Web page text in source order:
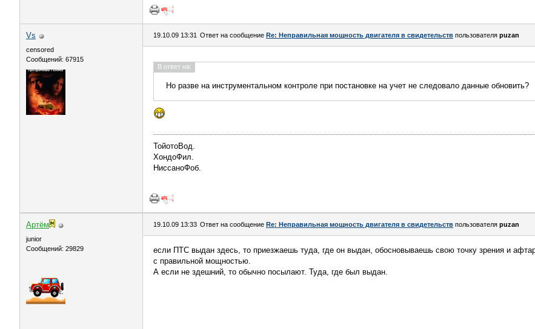
Vs
censored
Сообщений: 67915
19.10.09 13:31 Ответ на сообщение Re: Неправильная мощность двигателя в свидетельств пользователя puzan
В ответ на:
Но разве на инструментальном контроле при постановке на учет не следовало данные обновить?
ТойотоВод.
ХондоФил.
НиссаноФоб.
Артём
juniоr
Сообщений: 29829
19.10.09 13:33 Ответ на сообщение Re: Неправильная мощность двигателя в свидетельств пользователя puzan
если ПТС выдан здесь, то приезжаешь туда, где он выдан, обосновываешь свою точку зрения и
с правильной мощностью.
А если не здешний, то обычно посылают. Туда, где был выдан.